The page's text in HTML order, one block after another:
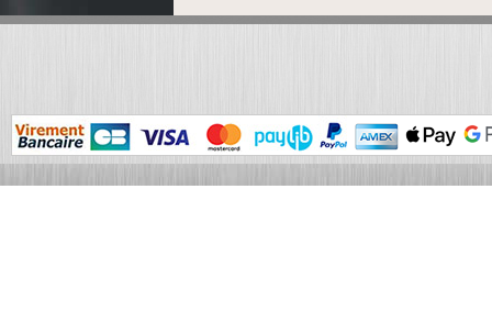
responsabilité quant à leur contenu.
Demande de renseignements en
Les informations qui vous sont